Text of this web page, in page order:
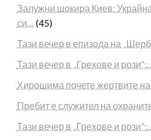
Залужни шокира Киев:
си…
(45)
Тази вечер в епизода на
Тази вечер в „Грехове и рози“:…
Хирошима почете жертвите на
Пребит е служител на
Тази вечер в „Грехове и рози“:…